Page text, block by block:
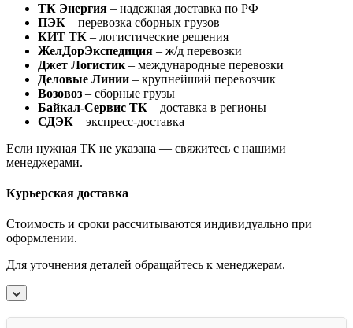
ТК Энергия – надежная доставка по РФ
ПЭК – перевозка сборных грузов
КИТ ТК – логистические решения
ЖелДорЭкспедиция – ж/д перевозки
Джет Логистик – международные перевозки
Деловые Линии – крупнейший перевозчик
Возовоз – сборные грузы
Байкал-Сервис ТК – доставка в регионы
СДЭК – экспресс-доставка
Если нужная ТК не указана — свяжитесь с нашими
менеджерами.
Курьерская доставка
Стоимость и сроки рассчитываются индивидуально при
оформлении.
Для уточнения деталей обращайтесь к менеджерам.